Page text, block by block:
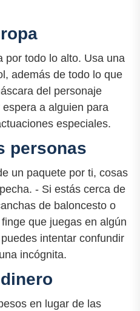
por todo lo alto. Usa una
además de todo lo que
del personaje
a alguien para
especiales.
personas
un paquete por ti, cosas
- Si estás cerca de
de baloncesto o
que juegas en algún
intentar confundir
incógnita.
en lugar de las